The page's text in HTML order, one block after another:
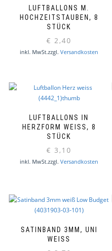
LUFTBALLONS M.
HOCHZEITSTAUBEN, 8
STÜCK
€ 2,40
inkl. MwSt.zzgl. Versandkosten
LUFTBALLONS IN
HERZFORM WEISS, 8 S
TÜCK
€ 3,10
inkl. MwSt.zzgl. Versandkosten
SATINBAND 3MM, UNI
WEISS